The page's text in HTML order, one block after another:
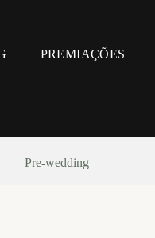
PREMIAÇÕES
Pre-wedding